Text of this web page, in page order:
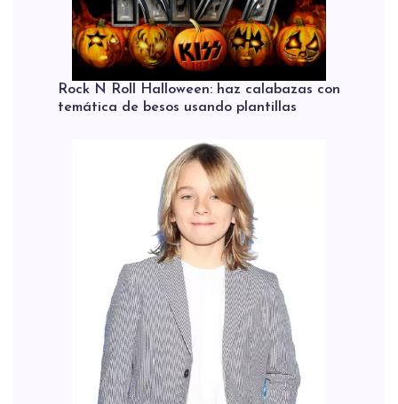
Rock N Roll Halloween: haz calabazas con
temática de besos usando plantillas